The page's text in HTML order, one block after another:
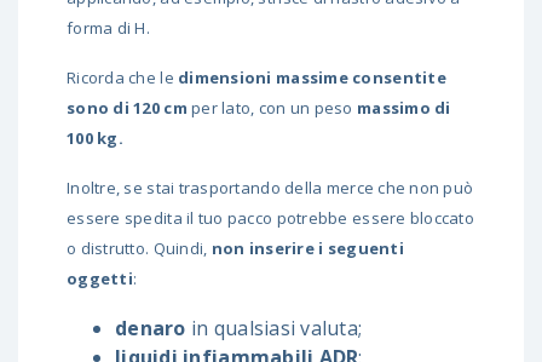
forma di H.
Ricorda che le dimensioni massime consentite
sono di 120 cm per lato, con un peso massimo di
100 kg.
Inoltre, se stai trasportando della merce che non può
essere spedita il tuo pacco potrebbe essere bloccato
o distrutto. Quindi, non inserire i seguenti
oggetti:
denaro in qualsiasi valuta;